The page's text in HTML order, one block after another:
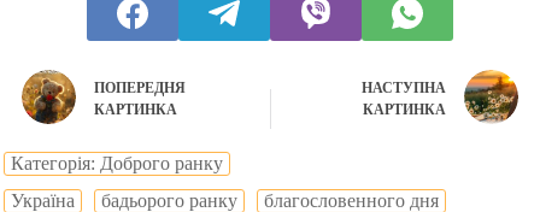
ПОПЕРЕДНЯ
КАРТИНКА
НАСТУПНА
КАРТИНКА
Категорія: Доброго ранку
Україна
бадьорого ранку
благословенного дня